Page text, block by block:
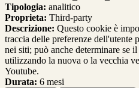
Tipologia: analitico
Proprieta: Third-party
Descrizione: Questo cookie è
traccia delle preferenze dell'utente
nei siti; può anche determinare se
utilizzando la nuova o la vecchia
Youtube.
Durata: 6 mesi